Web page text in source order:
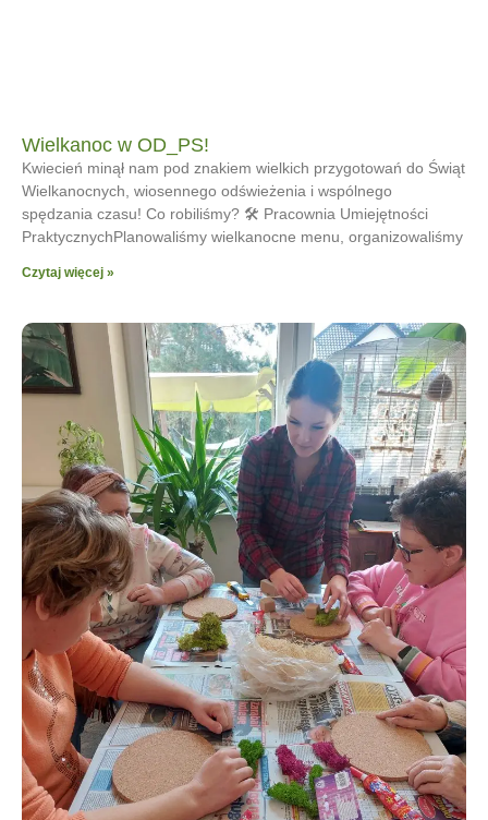
Wielkanoc w OD_PS!
Kwiecień minął nam pod znakiem wielkich przygotowań do Świąt
Wielkanocnych, wiosennego odświeżenia i wspólnego
spędzania czasu! Co robiliśmy? 🛠 Pracownia Umiejętności
PraktycznychPlanowaliśmy wielkanocne menu, organizowaliśmy
Czytaj więcej »